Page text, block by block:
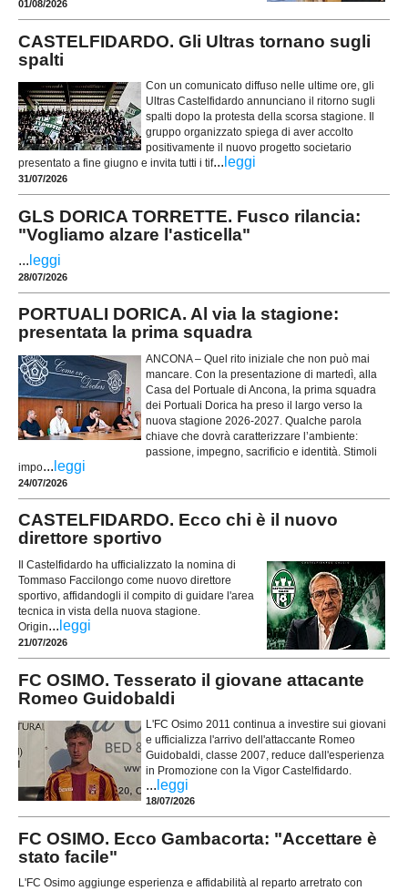
01/08/2026
CASTELFIDARDO. Gli Ultras tornano sugli
spalti
Con un comunicato diffuso nelle ultime ore, gli
Ultras Castelfidardo annunciano il ritorno sugli
spalti dopo la protesta della scorsa stagione. Il
gruppo organizzato spiega di aver accolto
positivamente il nuovo progetto societario
presentato a fine giugno e invita tutti i tif... leggi
31/07/2026
GLS DORICA TORRETTE. Fusco rilancia:
"Vogliamo alzare l'asticella"
... leggi
28/07/2026
PORTUALI DORICA. Al via la stagione:
presentata la prima squadra
ANCONA – Quel rito iniziale che non può mai
mancare. Con la presentazione di martedì, alla
Casa del Portuale di Ancona, la prima squadra
dei Portuali Dorica ha preso il largo verso la
nuova stagione 2026-2027. Qualche parola
chiave che dovrà caratterizzare l’ambiente:
passione, impegno, sacrificio e identità. Stimoli
impo... leggi
24/07/2026
CASTELFIDARDO. Ecco chi è il nuovo
direttore sportivo
Il Castelfidardo ha ufficializzato la nomina di
Tommaso Faccilongo come nuovo direttore
sportivo, affidandogli il compito di guidare l'area
tecnica in vista della nuova stagione.
Origin... leggi
21/07/2026
FC OSIMO. Tesserato il giovane attacante
Romeo Guidobaldi
L'FC Osimo 2011 continua a investire sui giovani
e ufficializza l'arrivo dell'attaccante Romeo
Guidobaldi, classe 2007, reduce dall'esperienza
in Promozione con la Vigor Castelfidardo.
... leggi
18/07/2026
FC OSIMO. Ecco Gambacorta: "Accettare è
stato facile"
L'FC Osimo aggiunge esperienza e affidabilità al reparto arretrato con